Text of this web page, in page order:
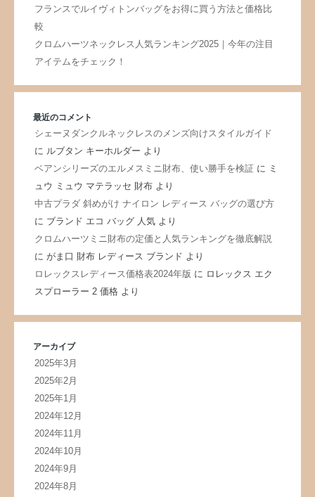
フランスでルイヴィトンバッグをお得に買う方法と価格比
較
クロムハーツネックレス人気ランキング2025｜今年の注目
アイテムをチェック！
最近のコメント
シェーヌダンクルネックレスのメンズ向けスタイルガイド
に ルブタン キーホルダー より
ベアンシリーズのエルメスミニ財布、使い勝手を検証に ミ
ュウ ミュウ マテラッセ 財布より
中古プラダ 斜めがけ ナイロン レディース バッグの選び方
に ブランド エコ バッグ 人気より
クロムハーツミニ財布の定価と人気ランキングを徹底解説
に がま口 財布 レディース ブランド より
ロレックスレディース価格表2024年版 に ロレックス エク
スプローラー 2 価格より
アーカイブ
2025年3月
2025年2月
2025年1月
2024年12月
2024年11月
2024年10月
2024年9月
2024年8月